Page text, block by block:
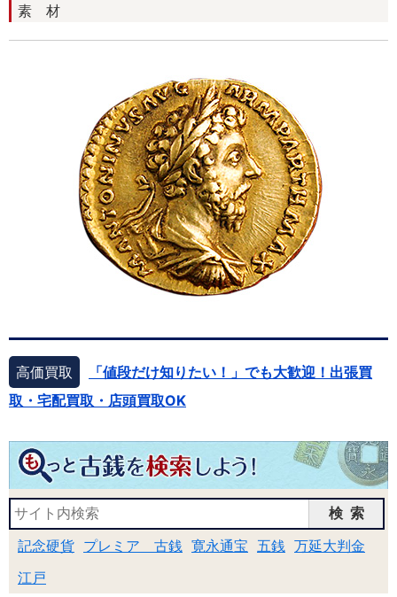
素 材
高価買取
「値段だけ知りたい！」でも大歓迎！出張買
取・宅配買取・店頭買取OK
検索
記念硬貨 プレミア 古銭 寛永通宝 五銭 万延大判金
江戸